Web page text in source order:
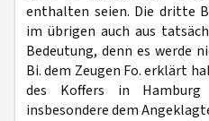
enthalten seien. Die dritte
im übrigen auch aus
Bedeutung, denn es werde
Bi. dem Zeugen Fo. erklärt
des Koffers in Hamburg
insbesondere dem